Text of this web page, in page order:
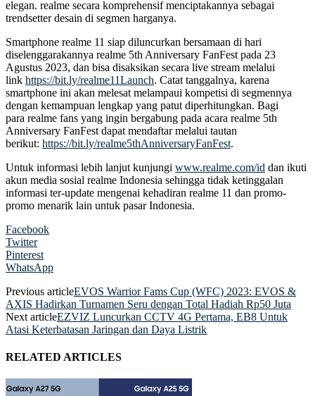
elegan. realme secara komprehensif menciptakannya sebagai
trendsetter desain di segmen harganya.
Smartphone realme 11 siap diluncurkan bersamaan di hari
diselenggarakannya realme 5th Anniversary FanFest pada 23
Agustus 2023, dan bisa disaksikan secara live stream melalui
link https://bit.ly/realme11Launch. Catat tanggalnya, karena
smartphone ini akan melesat melampaui kompetisi di segmennya
dengan kemampuan lengkap yang patut diperhitungkan. Bagi
para realme fans yang ingin bergabung pada acara realme 5th
Anniversary FanFest dapat mendaftar melalui tautan
berikut: https://bit.ly/realme5thAnniversaryFanFest.
Untuk informasi lebih lanjut kunjungi www.realme.com/id dan ikuti
akun media sosial realme Indonesia sehingga tidak ketinggalan
informasi ter-update mengenai kehadiran realme 11 dan promo-
promo menarik lain untuk pasar Indonesia.
Facebook
Twitter
Pinterest
WhatsApp
Previous articleEVOS Warrior Fams Cup (WFC) 2023: EVOS &
AXIS Hadirkan Turnamen Seru dengan Total Hadiah Rp50 Juta
Next articleEZVIZ Luncurkan CCTV 4G Pertama, EB8 Untuk
Atasi Keterbatasan Jaringan dan Daya Listrik
RELATED ARTICLES